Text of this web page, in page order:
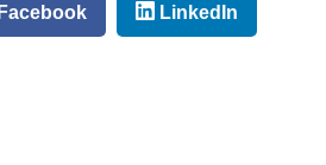
Facebook LinkedIn